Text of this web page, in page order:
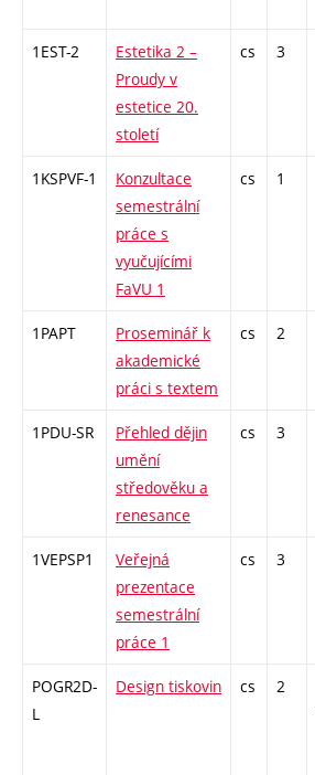
1EST-2
Estetika 2 –
Proudy v
estetice 20.
století
cs 3
1KSPVF-1
Konzultace
semestrální
práce s
vyučujícími
FaVU 1
cs 1
1PAPT
Proseminář k
akademické
práci s textem
cs 2
1PDU-SR
Přehled dějin
umění
středověku a
renesance
cs 3
1VEPSP1
Veřejná
prezentace
semestrální
práce 1
cs 3
POGR2D-
L
Design tiskovin cs 2